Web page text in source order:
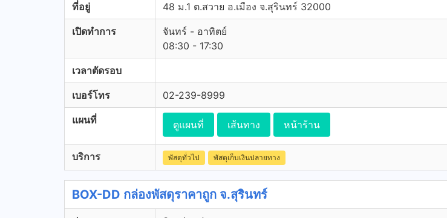
ที่อยู่ 48 ม.1 ต.สวาย อ.เมือง จ.สุรินทร์ 32000
เปิดทำการ
จันทร์ - อาทิตย์
08:30 - 17:30
เวลาตัดรอบ
เบอร์โทร 02-239-8999
แผนที่ ดูแผนที่ เส้นทาง หน้าร้าน
บริการ พัสดุทั่วไป พัสดุเก็บเงินปลายทาง
BOX-DD กล่องพัสดุราคาถูก จ.สุรินทร์